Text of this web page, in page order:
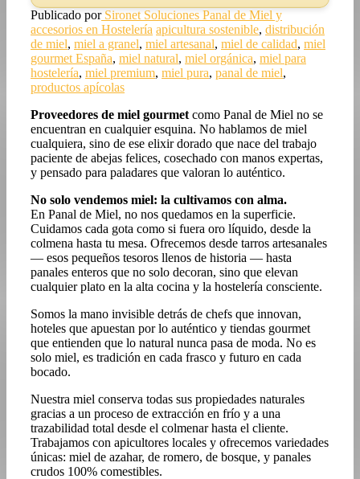
Publicado porSironet Soluciones Panal de Miel y
accesorios en Hostelería apicultura sostenible, distribución
de miel, miel a granel, miel artesanal, miel de calidad, miel
gourmet España, miel natural, miel orgánica, miel para
hostelería, miel premium, miel pura, panal de miel,
productos apícolas
Proveedores de miel gourmet como Panal de Miel no se
encuentran en cualquier esquina. No hablamos de miel
cualquiera, sino de ese elixir dorado que nace del trabajo
paciente de abejas felices, cosechado con manos expertas,
y pensado para paladares que valoran lo auténtico.
No solo vendemos miel: la cultivamos con alma.
En Panal de Miel, no nos quedamos en la superficie.
Cuidamos cada gota como si fuera oro líquido, desde la
colmena hasta tu mesa. Ofrecemos desde tarros artesanales
— esos pequeños tesoros llenos de historia — hasta
panales enteros que no solo decoran, sino que elevan
cualquier plato en la alta cocina y la hostelería consciente.
Somos la mano invisible detrás de chefs que innovan,
hoteles que apuestan por lo auténtico y tiendas gourmet
que entienden que lo natural nunca pasa de moda. No es
solo miel, es tradición en cada frasco y futuro en cada
bocado.
Nuestra miel conserva todas sus propiedades naturales
gracias a un proceso de extracción en frío y a una
trazabilidad total desde el colmenar hasta el cliente.
Trabajamos con apicultores locales y ofrecemos variedades
únicas: miel de azahar, de romero, de bosque, y panales
crudos 100% comestibles.